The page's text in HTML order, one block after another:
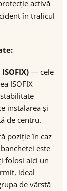
activă
în traficul
— cele
ISOFIX
instalarea și
de centru.
poziție în caz
este
folosi aici un
ideal
de vârstă